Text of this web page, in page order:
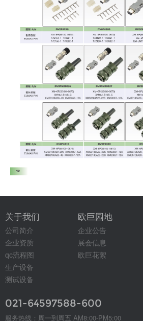
关于我们
公司简介
企业资质
qc流程图
生产设备
测试设备
欧巨园地
企业公告
展会信息
欧巨花絮
021-64597588-600
服务热线：周一到周五 AM8:00-PM5:00